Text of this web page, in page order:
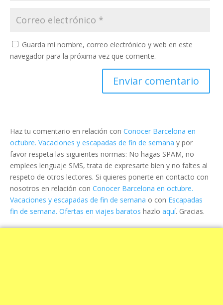
Guarda mi nombre, correo electrónico y web en este
navegador para la próxima vez que comente.
Haz tu comentario en relación con Conocer Barcelona en
octubre. Vacaciones y escapadas de fin de semana y por
favor respeta las siguientes normas: No hagas SPAM, no
emplees lenguaje SMS, trata de expresarte bien y no faltes al
respeto de otros lectores. Si quieres ponerte en contacto con
nosotros en relación con Conocer Barcelona en octubre.
Vacaciones y escapadas de fin de semana o con Escapadas
fin de semana. Ofertas en viajes baratos hazlo aquí. Gracias.